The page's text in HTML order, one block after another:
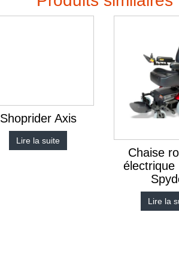
Shoprider Axis
Lire la suite
Chaise
électrique
Lire la